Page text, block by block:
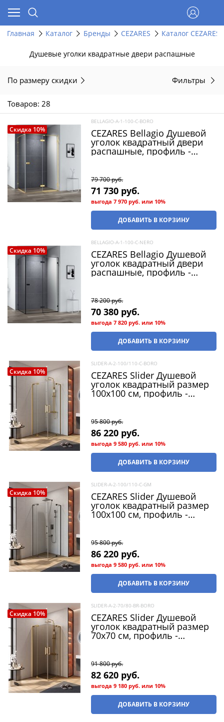
Главная Каталог Бренды CEZARES Каталог
Душевые уголки квадратные двери распашные
По размеру скидки Фильтры
Товаров: 28
Скидка 10%
BELLAGIO-A-1-100-C-BORO
CEZARES Bellagio Душевой
уголок квадратный двери
распашные, профиль -
размер 100х100 см, стекло 8
мм
79 700 руб.
71 730 руб.
выгода7 970 руб. или 10%
ДОБАВИТЬ В КОРЗИНУ
Скидка 10%
BELLAGIO-A-1-100-C-NERO
CEZARES Bellagio Душевой
уголок квадратный двери
распашные, профиль -
100х100 см, стекло 8 мм
78 200 руб.
70 380 руб.
выгода7 820 руб. или 10%
ДОБАВИТЬ В КОРЗИНУ
Скидка 10%
SLIDER-A-2-100/110-C-BORO
CEZARES Slider Душевой
уголок квадратный размер
100x100 см, профиль -
распашные
95 800 руб.
86 220 руб.
выгода9 580 руб. или 10%
ДОБАВИТЬ В КОРЗИНУ
Скидка 10%
SLIDER-A-2-100/110-C-GM
CEZARES Slider Душевой
уголок квадратный размер
100x100 см, профиль -
распашные
95 800 руб.
86 220 руб.
выгода9 580 руб. или 10%
ДОБАВИТЬ В КОРЗИНУ
Скидка 10%
SLIDER-A-2-70/80-BR-BORO
CEZARES Slider Душевой
уголок квадратный размер
70x70 см, профиль -
распашные
91 800 руб.
82 620 руб.
выгода9 180 руб. или 10%
ДОБАВИТЬ В КОРЗИНУ